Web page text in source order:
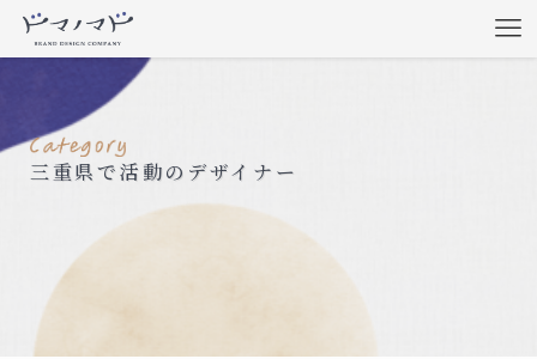
三重県で活動のデザイナー